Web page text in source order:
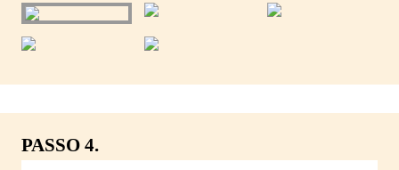
PASSO 4.